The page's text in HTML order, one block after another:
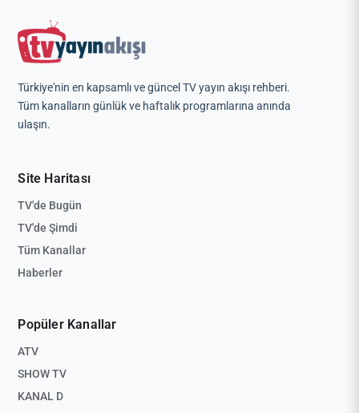
Türkiye'nin en kapsamlı ve güncel TV yayın akışı rehberi.
Tüm kanalların günlük ve haftalık programlarına anında
ulaşın.
Site Haritası
TV'de Bugün
TV'de Şimdi
Tüm Kanallar
Haberler
Popüler Kanallar
ATV
SHOW TV
KANAL D